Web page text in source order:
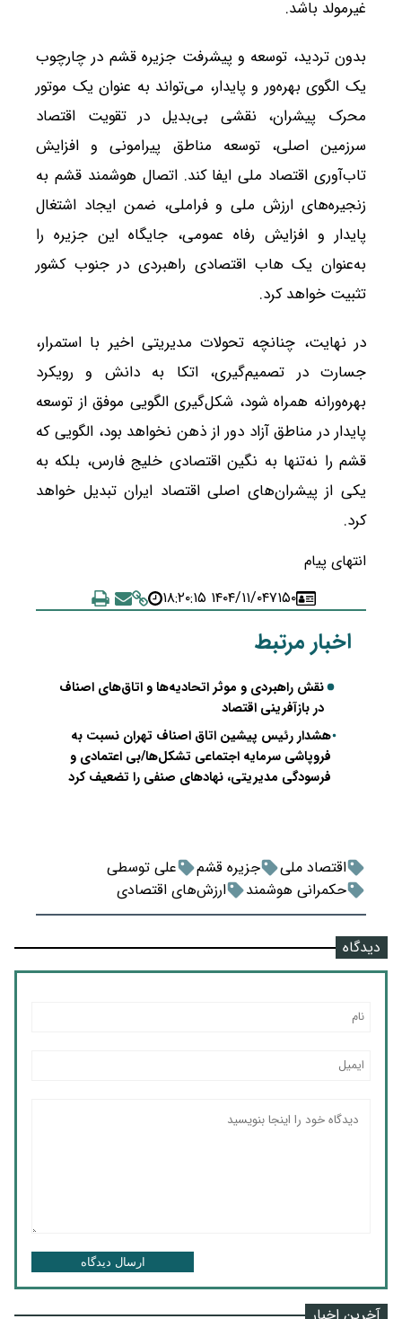
غیرمولد باشد.
بدون تردید، توسعه و پیشرفت جزیره قشم در چارچوب
یک الگوی بهره‌ور و پایدار، می‌تواند به عنوان یک موتور
محرک پیشران، نقشی بی‌بدیل در تقویت اقتصاد
سرزمین اصلی، توسعه مناطق پیرامونی و افزایش
تاب‌آوری اقتصاد ملی ایفا کند. اتصال هوشمند قشم به
زنجیره‌های ارزش ملی و فراملی، ضمن ایجاد اشتغال
پایدار و افزایش رفاه عمومی، جایگاه این جزیره را
به‌عنوان یک هاب اقتصادی راهبردی در جنوب کشور
تثبیت خواهد کرد.
در نهایت، چنانچه تحولات مدیریتی اخیر با استمرار،
جسارت در تصمیم‌گیری، اتکا به دانش و رویکرد
بهره‌ورانه همراه شود، شکل‌گیری الگویی موفق از توسعه
پایدار در مناطق آزاد دور از ذهن نخواهد بود، الگویی که
قشم را نه‌تنها به نگین اقتصادی خلیج فارس، بلکه به
یکی از پیشران‌های اصلی اقتصاد ایران تبدیل خواهد
کرد.
انتهای پیام
۷۱۵۰۱۴۰۴/۱۱/۰۴ ۱۸:۲۰:۱۵
اخبار مرتبط
نقش راهبردی و موثر اتحادیه‌ها و اتاق‌های اصناف
در بازآفرینی اقتصاد
هشدار رئیس پیشین اتاق اصناف تهران نسبت به
فروپاشی سرمایه اجتماعی تشکل‌ها/بی اعتمادی و
فرسودگی مدیریتی، نهادهای صنفی را تضعیف کرد
اقتصاد ملی جزیره قشم
علی توسطی
حکمرانی هوشمند
ارزش‌های اقتصادی
دیدگاه
ارسال دیدگاه